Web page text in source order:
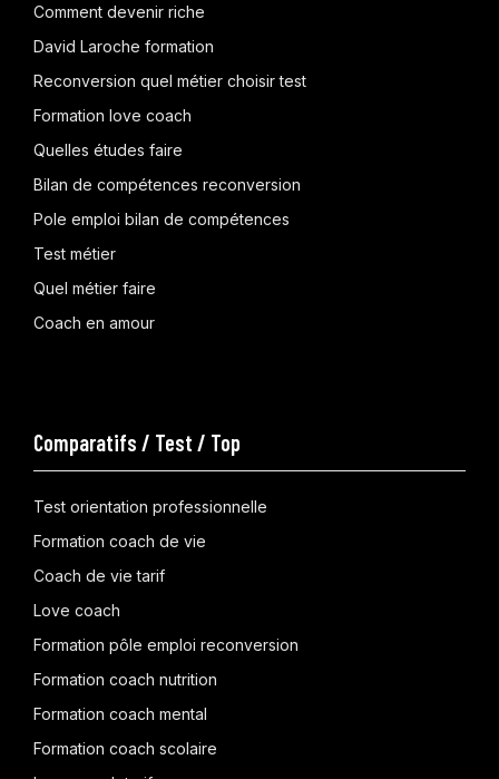
Comment devenir riche
David Laroche formation
Reconversion quel métier choisir test
Formation love coach
Quelles études faire
Bilan de compétences reconversion
Pole emploi bilan de compétences
Test métier
Quel métier faire
Coach en amour
Comparatifs / Test / Top
Test orientation professionnelle
Formation coach de vie
Coach de vie tarif
Love coach
Formation pôle emploi reconversion
Formation coach nutrition
Formation coach mental
Formation coach scolaire